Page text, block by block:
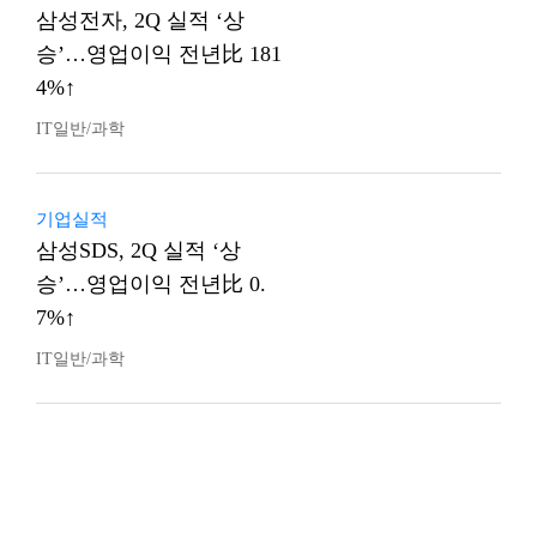
삼성전자, 2Q 실적 ‘상
승’…영업이익 전년比 181
4%↑
IT일반/과학
기업실적
삼성SDS, 2Q 실적 ‘상
승’…영업이익 전년比 0.
7%↑
IT일반/과학